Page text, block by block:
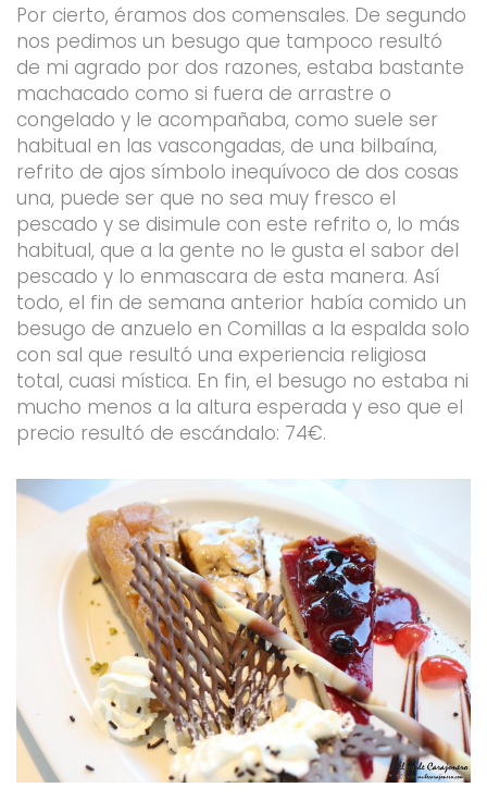
Por cierto, éramos dos comensales. De segundo
nos pedimos un besugo que tampoco resultó
de mi agrado por dos razones, estaba bastante
machacado como si fuera de arrastre o
congelado y le acompañaba, como suele ser
habitual en las vascongadas, de una bilbaína,
refrito de ajos símbolo inequívoco de dos cosas
una, puede ser que no sea muy fresco el
pescado y se disimule con este refrito o, lo más
habitual, que a la gente no le gusta el sabor del
pescado y lo enmascara de esta manera. Así
todo, el fin de semana anterior había comido un
besugo de anzuelo en Comillas a la espalda solo
con sal que resultó una experiencia religiosa
total, cuasi mística. En fin, el besugo no estaba ni
mucho menos a la altura esperada y eso que el
precio resultó de escándalo: 74€.